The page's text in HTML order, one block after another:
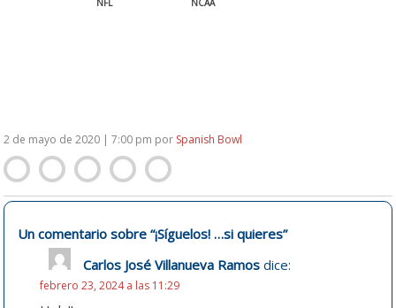
NFL NCAA
2 de mayo de 2020 | 7:00 pm por Spanish Bowl
Un comentario sobre “¡Síguelos! …si quieres”
Carlos José Villanueva Ramos dice:
febrero 23, 2024 a las 11:29